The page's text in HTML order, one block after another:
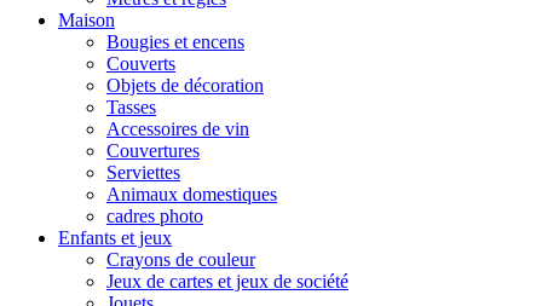
Maison
Bougies et encens
Couverts
Objets de décoration
Tasses
Accessoires de vin
Couvertures
Serviettes
Animaux domestiques
cadres photo
Enfants et jeux
Crayons de couleur
Jeux de cartes et jeux de société